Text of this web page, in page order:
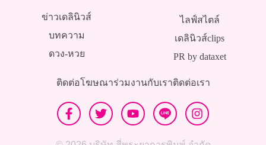
ข่าวเดลินิวส์
บทความ
ดวง-หวย
ไลฟ์สไตล์
เดลินิวส์clips
PR by dataxet
ติดต่อโฆษณาร่วมงานกับเราติดต่อเรา